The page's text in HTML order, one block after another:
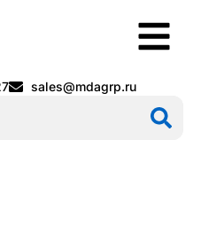
sales@mdagrp.ru